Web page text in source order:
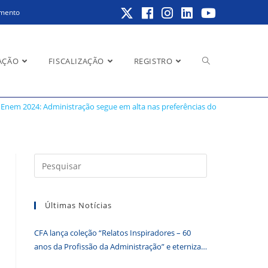
FISCALIZAÇÃO REGISTRO Alternar
do
dos estudantes
Enem 2024: Administração segue em alta nas preferências dos estudantes
a
o
Últimas Notícias
CFA lança coleção “Relatos Inspiradores – 60
anos da Profissão da Administração” e eterniza